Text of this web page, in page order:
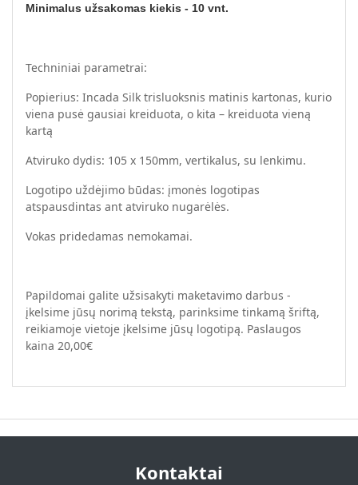
Minimalus užsakomas kiekis - 10 vnt.
Techniniai parametrai:
Popierius: Incada Silk trisluoksnis matinis kartonas, kurio
viena pusė gausiai kreiduota, o kita – kreiduota vieną
kartą
Atviruko dydis: 105 x 150mm, vertikalus, su lenkimu.
Logotipo uždėjimo būdas: įmonės logotipas
atspausdintas ant atviruko nugarėlės.
Vokas pridedamas nemokamai.
Papildomai galite užsisakyti maketavimo darbus -
įkelsime jūsų norimą tekstą, parinksime tinkamą šriftą,
reikiamoje vietoje įkelsime jūsų logotipą. Paslaugos
kaina 20,00€
Kontaktai